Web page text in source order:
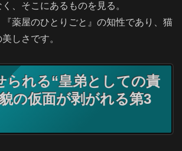
、そこにあるものを見る。
薬屋のひとりごと』の知性であり、猫
しさです。
られる“皇弟としての責
の仮面が剥がれる第3